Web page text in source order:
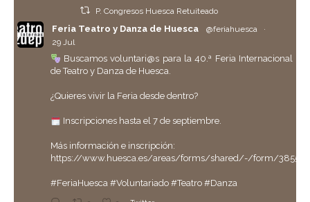
P. Congresos Huesca Retuiteado
Feria Teatro y Danza de Huesca @feriahuesca
·
29 Jul
Buscamos voluntari@s para la 40.ª Feria Internacional
de Teatro y Danza de Huesca.
¿Quieres vivir la Feria desde dentro?
Inscripciones hasta el 7 de septiembre.
Más información e inscripción:
https://www.huesca.es/areas/forms/shared/-/form/
#FeriaHuesca #Voluntariado #Teatro #Danza